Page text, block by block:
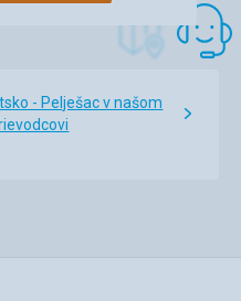
- Pelješac v našom